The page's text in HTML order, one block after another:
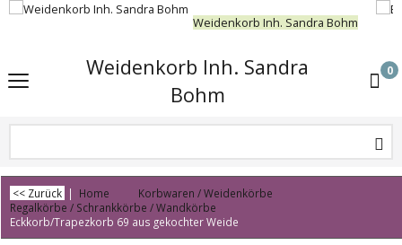
Weidenkorb Inh. Sandra Bohm
Weidenkorb Inh. Sandra
Bohm
0
<< Zurück | Home
Korbwaren / Weidenkörbe
Regalkörbe / Schrankkörbe / Wandkörbe
Eckkorb/Trapezkorb 69 aus gekochter Weide